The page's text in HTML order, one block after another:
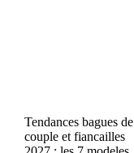
Tendances bagues de
couple et fiancailles